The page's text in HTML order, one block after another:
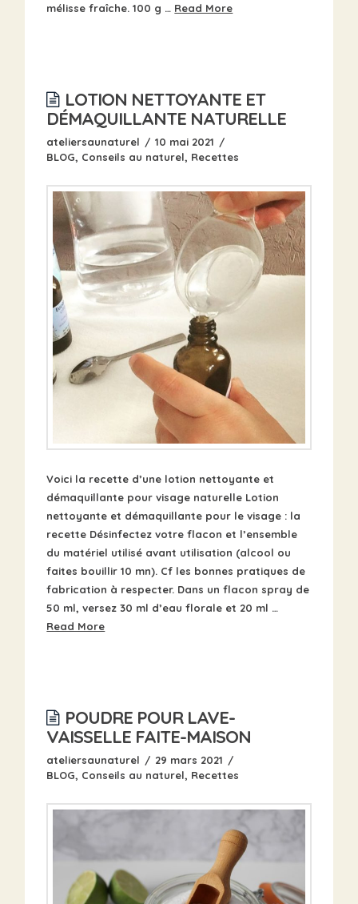
mélisse fraîche. 100 g … Read More
LOTION NETTOYANTE ET
DÉMAQUILLANTE NATURELLE
ateliersaunaturel
10 mai 2021
BLOG, Conseils au naturel, Recettes
Voici la recette d’une lotion nettoyante et
démaquillante pour visage naturelle Lotion
nettoyante et démaquillante pour le visage : la
recette Désinfectez votre flacon et l’ensemble
du matériel utilisé avant utilisation (alcool ou
faites bouillir 10 mn). Cf les bonnes pratiques de
fabrication à respecter. Dans un flacon spray de
50 ml, versez 30 ml d’eau florale et 20 ml …
Read More
POUDRE POUR LAVE-
VAISSELLE FAITE-MAISON
ateliersaunaturel
29 mars 2021
BLOG, Conseils au naturel, Recettes